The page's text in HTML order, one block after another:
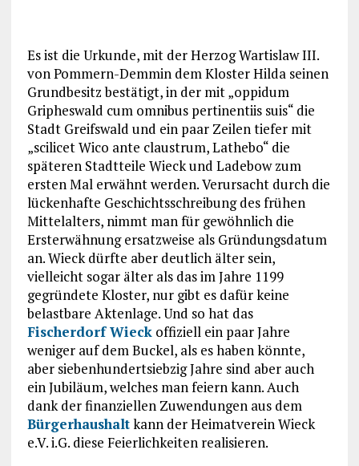
Es ist die Urkunde, mit der Herzog Wartislaw III.
von Pommern-Demmin dem Kloster Hilda seinen
Grundbesitz bestätigt, in der mit „oppidum
Gripheswald cum omnibus pertinentiis suis“ die
Stadt Greifswald und ein paar Zeilen tiefer mit
„scilicet Wico ante claustrum, Lathebo“ die
späteren Stadtteile Wieck und Ladebow zum
ersten Mal erwähnt werden. Verursacht durch die
lückenhafte Geschichtsschreibung des frühen
Mittelalters, nimmt man für gewöhnlich die
Ersterwähnung ersatzweise als Gründungsdatum
an. Wieck dürfte aber deutlich älter sein,
vielleicht sogar älter als das im Jahre 1199
gegründete Kloster, nur gibt es dafür keine
belastbare Aktenlage. Und so hat das
Fischerdorf Wieckoffiziell ein paar Jahre
weniger auf dem Buckel, als es haben könnte,
aber siebenhundertsiebzig Jahre sind aber auch
ein Jubiläum, welches man feiern kann. Auch
dank der finanziellen Zuwendungen aus dem
Bürgerhaushaltkann der Heimatverein Wieck
e.V. i.G. diese Feierlichkeiten realisieren.